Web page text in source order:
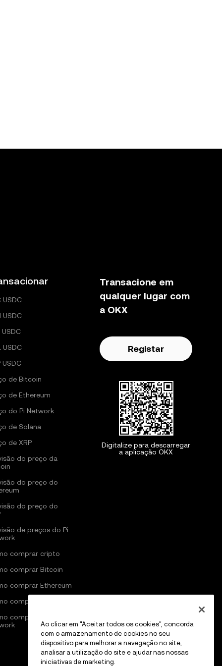
USDC
USDC
USDC
USDC
USDC
de Bitcoin
de Ethereum
do Pi Network
de Solana
de XRP
do preço da
do preço do
do preço do
de preços do Pi
comprar cripto
comprar Bitcoin
comprar Ethereum
comprar Solana
comprar Pi
Transacione em
qualquer lugar com
a OKX
Registar
Digitalize para descarregar
a aplicação OKX
Ao clicar em "Aceitar todos os cookies", concorda
com o armazenamento de cookies no seu
dispositivo para melhorar a navegação no site,
analisar a utilização do site e ajudar nas nossas
iniciativas de marketing.